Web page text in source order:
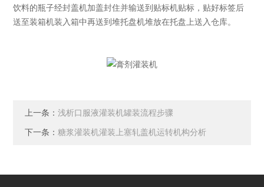
饮料的瓶子经封盖机加盖封住并输送到贴标机贴标，贴好标签后
送至装箱机装入箱中再送到堆托盘机堆放在托盘上送入仓库。
上一条：浅析口服液灌装机罐装流程步骤
下一条： 糖浆灌装机灌装上塞轧盖机运转机构分析